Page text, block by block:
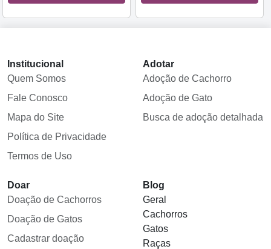
Institucional
Quem Somos
Fale Conosco
Mapa do Site
Política de Privacidade
Termos de Uso
Adotar
Adoção de Cachorro
Adoção de Gato
Busca de adoção detalhada
Doar
Doação de Cachorros
Doação de Gatos
Cadastrar doação
Blog
Geral
Cachorros
Gatos
Raças